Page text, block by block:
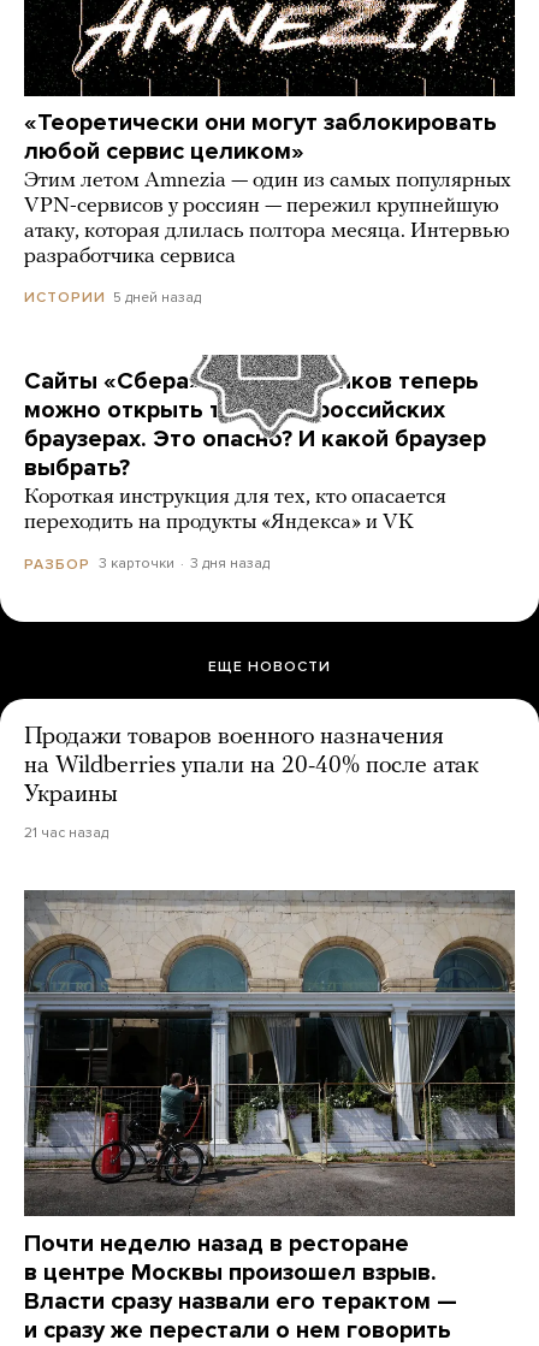
«Теоретически они могут заблокировать
любой сервис целиком»
Этим летом Amnezia — один из самых популярных
VPN-сервисов у россиян — пережил крупнейшую
атаку, которая длилась полтора месяца. Интервью
разработчика сервиса
ИСТОРИИ 5 дней назад
Сайты «Сбера» и других банков теперь
можно открыть только в российских
браузерах. Это опасно? И какой браузер
выбрать?
Короткая инструкция для тех, кто опасается
переходить на продукты «Яндекса» и VK
РАЗБОР 3 карточки 3 дня назад
ЕЩЕ НОВОСТИ
Продажи товаров военного назначения
на Wildberries упали на 20-40% после атак
Украины
21 час назад
Почти неделю назад в ресторане
в центре Москвы произошел взрыв.
Власти сразу назвали его терактом —
и сразу же перестали о нем говорить